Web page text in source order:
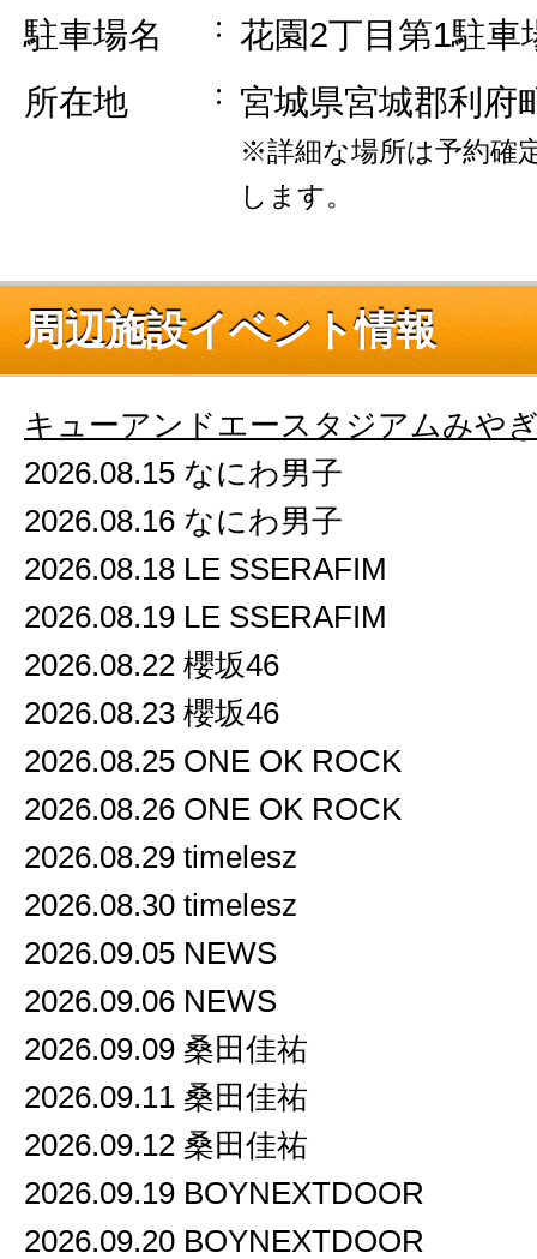
駐車場名
花園2丁目第1駐車
所在地
宮城県宮城郡利府
※詳細な場所は予約確
します。
周辺施設イベント情報
キューアンドエースタジアムみや
2026.08.15 なにわ男子
2026.08.16 なにわ男子
2026.08.18 LE SSERAFIM
2026.08.19 LE SSERAFIM
2026.08.22 櫻坂46
2026.08.23 櫻坂46
2026.08.25 ONE OK ROCK
2026.08.26 ONE OK ROCK
2026.08.29 timelesz
2026.08.30 timelesz
2026.09.05 NEWS
2026.09.06 NEWS
2026.09.09 桑田佳祐
2026.09.11 桑田佳祐
2026.09.12 桑田佳祐
2026.09.19 BOYNEXTDOOR
2026.09.20 BOYNEXTDOOR